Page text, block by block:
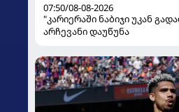
07:50/08-08-2026
"კარიერაში ნაბიჯი უკან
არჩევანი დაუწუნა